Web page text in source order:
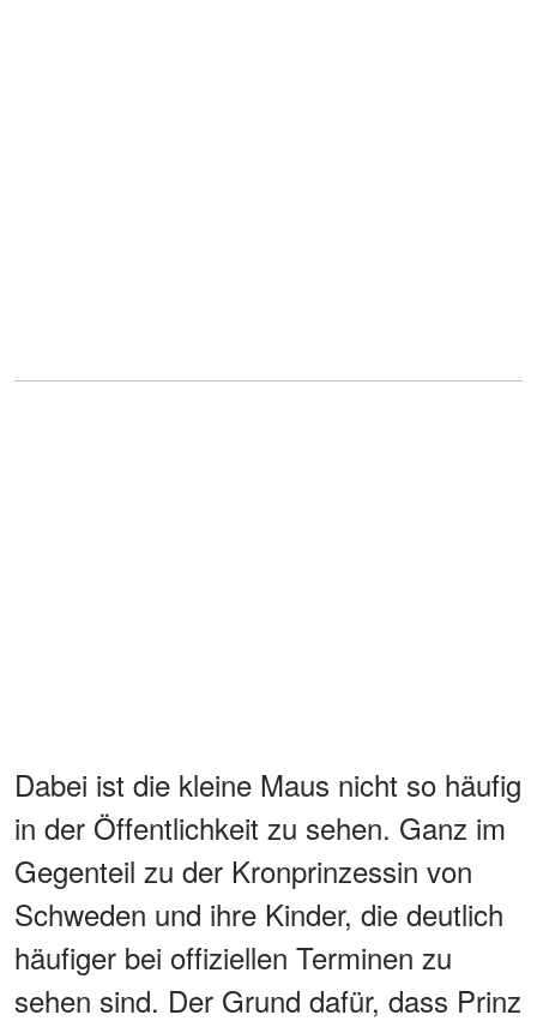
Dabei ist die kleine Maus nicht so häufig
in der Öffentlichkeit zu sehen. Ganz im
Gegenteil zu der Kronprinzessin von
Schweden und ihre Kinder, die deutlich
häufiger bei offiziellen Terminen zu
sehen sind. Der Grund dafür, dass Prinz